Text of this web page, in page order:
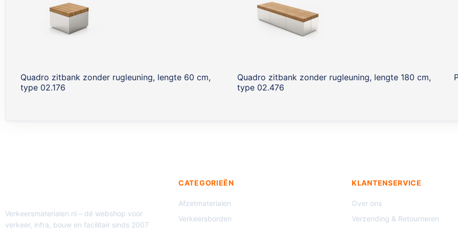
Quadro zitbank zonder rugleuning, lengte 60 cm,
type 02.176
Quadro zitbank zonder rugleuning, lengte 180 cm,
type 02.476
Verkeersmaterialen.nl – dé webshop voor
verkeer, infra, bouw en facilitair sinds 2007
CATEGORIEËN
Afzetmaterialen
Verkeersborden
KLANTENSERVICE
Over ons
Verzending & Retourneren